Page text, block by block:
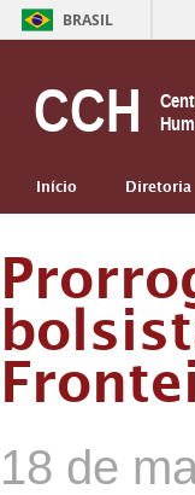
BRASIL
CCH
Início Diretoria
18 de